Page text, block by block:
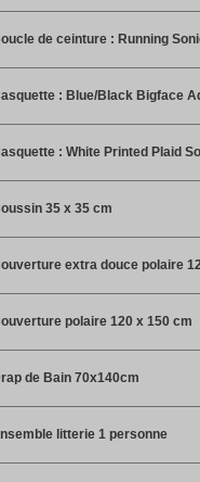
de ceinture : Running
: Blue/Black Bigface
: White Printed Plaid
35 x 35 cm
extra douce polaire
polaire 120 x 150 cm
de Bain 70x140cm
litterie 1 personne